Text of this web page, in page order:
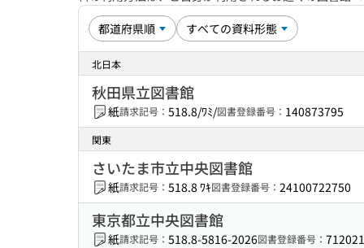
北日本
秋田県立図書館
紙請求記号： 518.8/ﾜﾐ/図書登録番号： 140873795
関東
さいたま市立中央図書館
紙請求記号： 518.8 ﾜｷ図書登録番号： 24100722750
東京都立中央図書館
紙請求記号： 518.8-5816-2026図書登録番号：